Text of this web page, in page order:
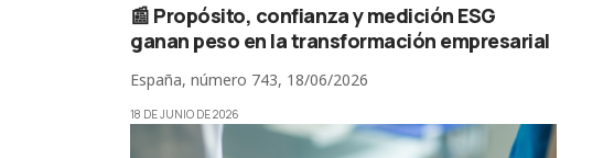
📰 Propósito, confianza y medición ESG
ganan peso en la transformación empresarial
España, número 743, 18/06/2026
18 DE JUNIO DE 2026